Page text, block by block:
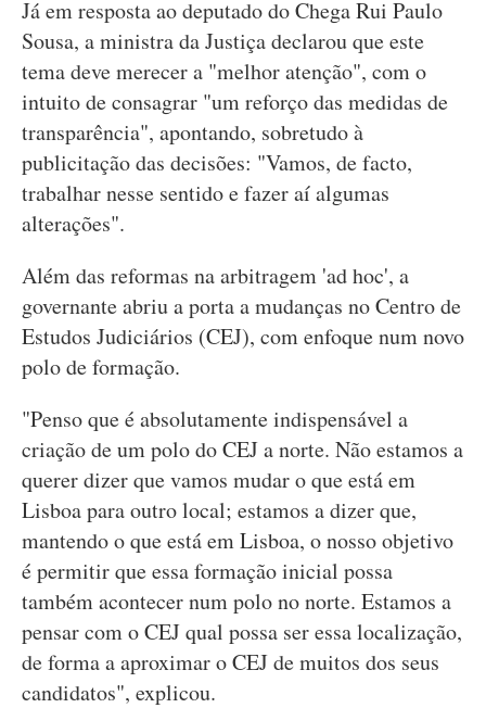
Já em resposta ao deputado do Chega Rui Paulo
Sousa, a ministra da Justiça declarou que este
tema deve merecer a "melhor atenção", com o
intuito de consagrar "um reforço das medidas de
transparência", apontando, sobretudo à
publicitação das decisões: "Vamos, de facto,
trabalhar nesse sentido e fazer aí algumas
alterações".
Além das reformas na arbitragem 'ad hoc', a
governante abriu a porta a mudanças no Centro de
Estudos Judiciários (CEJ), com enfoque num novo
polo de formação.
"Penso que é absolutamente indispensável a
criação de um polo do CEJ a norte. Não estamos a
querer dizer que vamos mudar o que está em
Lisboa para outro local; estamos a dizer que,
mantendo o que está em Lisboa, o nosso objetivo
é permitir que essa formação inicial possa
também acontecer num polo no norte. Estamos a
pensar com o CEJ qual possa ser essa localização,
de forma a aproximar o CEJ de muitos dos seus
candidatos", explicou.